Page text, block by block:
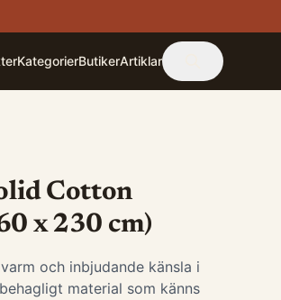
KategorierButikerArtiklar
Cotton
x 230 cm)
och inbjudande känsla i
material som känns